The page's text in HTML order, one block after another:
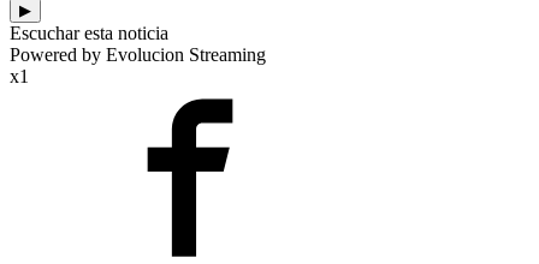
▶
Escuchar esta noticia
Powered by Evolucion Streaming
x1